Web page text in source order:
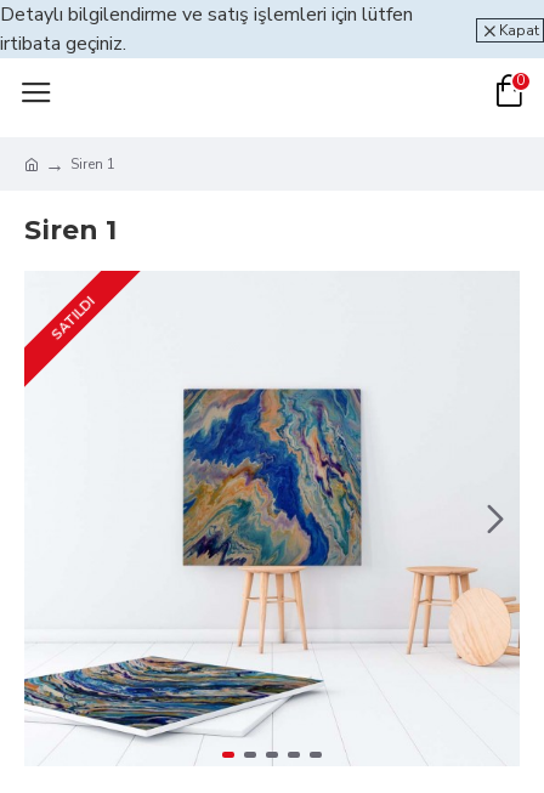
Detaylı bilgilendirme ve satış işlemleri için lütfen
irtibata geçiniz.
Kapat
0
Siren 1
Siren 1
SATILDI